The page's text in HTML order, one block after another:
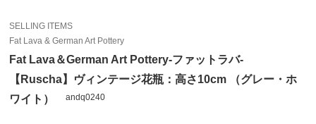
SELLING ITEMS
Fat Lava & German Art Pottery
Fat Lava＆German Art Pottery-ファットラバ-
【Ruscha】ヴィンテージ花瓶：高さ10cm （グレー・ホ
ワイト）
andq0240